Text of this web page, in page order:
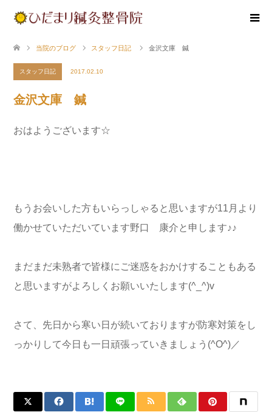
当院のブログ スタッフ日記 金沢文庫 鍼
スタッフ日記 2017.02.10
金沢文庫 鍼
おはようございます☆
もうお会いした方もいらっしゃると思いますが11月より
働かせていただいています野口 康介と申します♪♪
まだまだ未熟者で皆様にご迷惑をおかけすることもある
と思いますがよろしくお願いいたします(^_^)v
さて、先日から寒い日が続いておりますが防寒対策をし
っかりして今日も一日頑張っていきましょう(^O^)／